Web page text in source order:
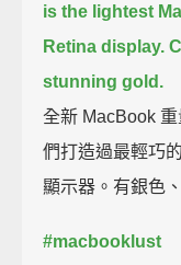
is the lightest
Retina display.
stunning gold.
全新 MacBook
們打造過最輕巧
顯示器。有銀色
#macbooklust